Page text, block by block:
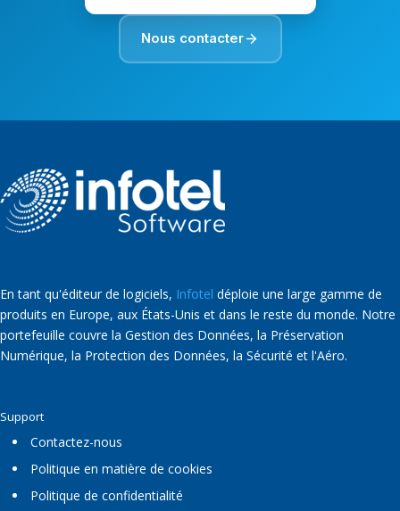
Nous contacter
En tant qu'éditeur de logiciels, Infotel déploie une large gamme de
produits en Europe, aux États-Unis et dans le reste du monde. Notre
portefeuille couvre la Gestion des Données, la Préservation
Numérique, la Protection des Données, la Sécurité et l'Aéro.
Support
Contactez-nous
Politique en matière de cookies
Politique de confidentialité